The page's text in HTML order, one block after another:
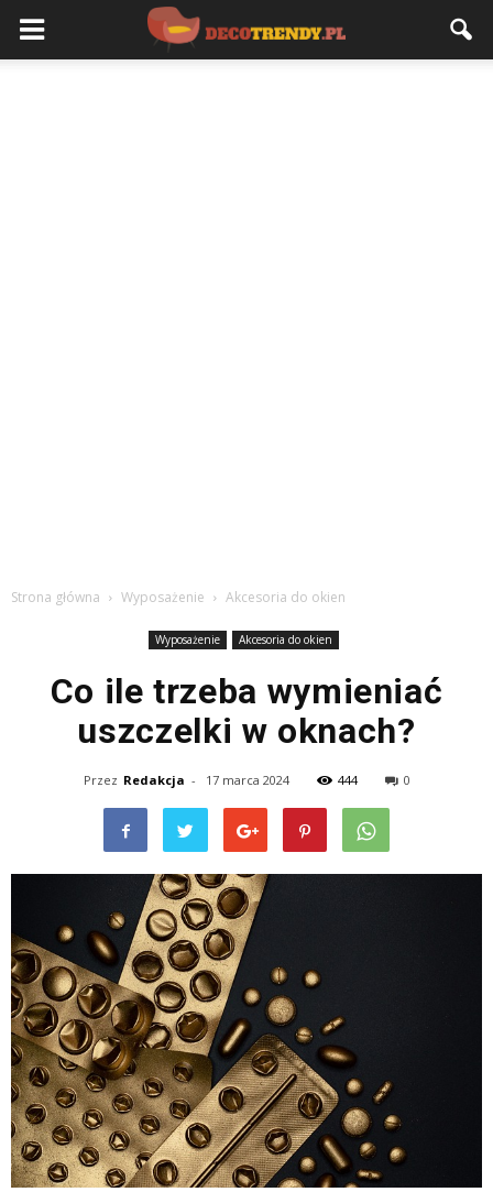
Strona główna Wyposażenie Akcesoria do okien
Wyposażenie Akcesoria do okien
Co ile trzeba wymieniać
uszczelki w oknach?
Przez Redakcja - 17 marca 2024 444 0